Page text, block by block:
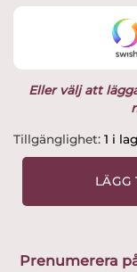
var:
Eller välj att
Tillgänglighet: 1 i
Gustavsberg
Fågeln
LÄGG
Prenumerera